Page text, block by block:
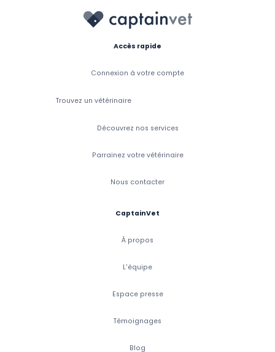
Accès rapide
Connexion à votre compte
Trouvez un vétérinaire
Découvrez nos services
Parrainez votre vétérinaire
Nous contacter
CaptainVet
À propos
L'équipe
Espace presse
Témoignages
Blog